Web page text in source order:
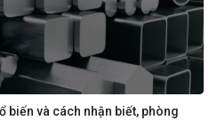
biến và cách nhận biết, phòng